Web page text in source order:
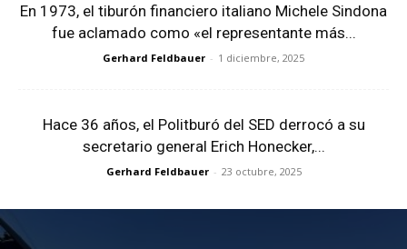
En 1973, el tiburón financiero italiano Michele Sindona
fue aclamado como «el representante más...
Gerhard Feldbauer - 1 diciembre, 2025
Hace 36 años, el Politburó del SED derrocó a su
secretario general Erich Honecker,...
Gerhard Feldbauer - 23 octubre, 2025